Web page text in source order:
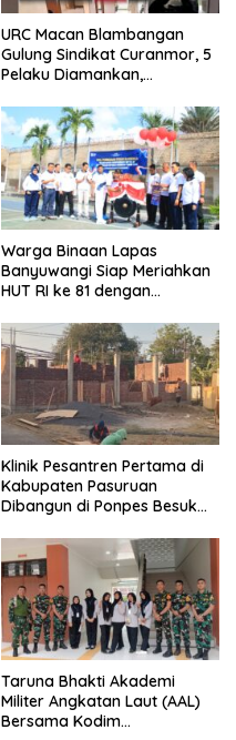
URC Macan Blambangan
Gulung Sindikat Curanmor, 5
Pelaku Diamankan,
Banyuwangi
Warga Binaan Lapas
Banyuwangi Siap Meriahkan
HUT RI ke 81 dengan
Klinik Pesantren Pertama di
Kabupaten Pasuruan
Dibangun di Ponpes Besuk
Kesehatan Santri
Taruna Bhakti Akademi
Militer Angkatan Laut (AAL)
Bersama Kodim